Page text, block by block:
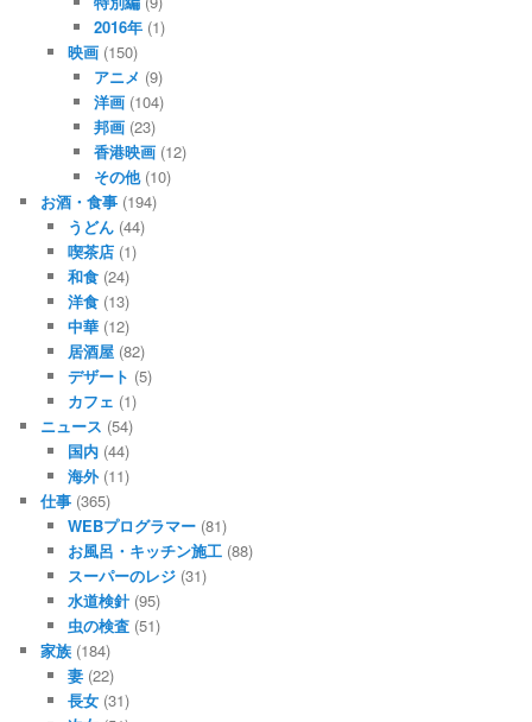
2016年 (1)
映画(150)
アニメ (9)
洋画 (104)
邦画 (23)
香港映画 (12)
その他(10)
お酒・食事 (194)
うどん(44)
喫茶店(1)
和食(24)
洋食(13)
中華(12)
居酒屋(82)
デザート (5)
カフェ (1)
ニュース (54)
国内(44)
海外(11)
仕事 (365)
WEBプログラマー(81)
お風呂・キッチン施工(88)
スーパーのレジ(31)
水道検針(95)
虫の検査(51)
家族 (184)
妻(22)
長女(31)